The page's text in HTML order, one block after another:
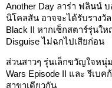
Another Day ลาร่า ฟลินน์
นิโคลสัน อาจจะได้รับราง
Black II หากเซ็กสตาร์รุ่นใ
Disguise ไม่ฉกไปเสียก่อน
ส่วนสาวๆ รุ่นเล็กขวัญใจหนุ่
Wars Episode II และ รีเบ
สาขาเดียวกัน